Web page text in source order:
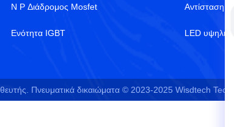
N P Διάδρομος Mosfet
Ενότητα IGBT
Αντίσταση
LED υψηλής
Πνευματικά δικαιώματα © 2023-2025 Wisdtech